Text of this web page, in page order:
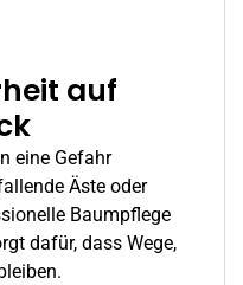
auf
eine Gefahr
Äste oder
Baumpflege
dafür, dass Wege,